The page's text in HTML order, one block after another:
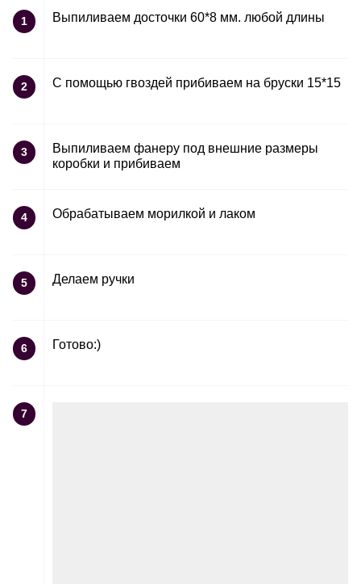
1 Выпиливаем досточки 60*8 мм. любой длины
2 С помощью гвоздей прибиваем на бруски 15*15
3
Выпиливаем фанеру под внешние размеры
коробки и прибиваем
4 Обрабатываем морилкой и лаком
5 Делаем ручки
6 Готово:)
7